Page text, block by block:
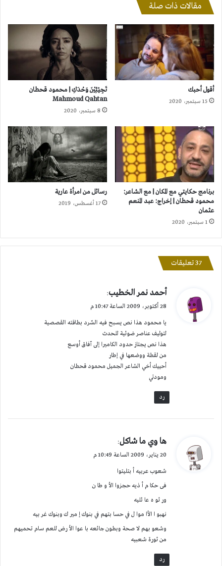
مقالات ذات صلة
أقول أحبك
15 سبتمبر، 2020
تَجِيْئِيْنَ وَحْدَكِ | محمود قحطان
Mahmoud Qahtan
8 سبتمبر، 2020
برنامج حكايتي مع المكان | مع الشاعر:
محمود قحطان | إخراج: عبد المنعم
عثمان
1 سبتمبر، 2020
رسائل من امرأة عارية
17 أغسطس، 2019
‫37 تعليقات
ي
ل
أحمد نمر الخطيب:
28 أكتوبر، 2009 الساعة 10:47 م
يا محمود هذا نص يسبح فيه السّرد بطاقته القصصية
لتوليف عناصر ضوئية للحدث
هذا نص يجتاز حدود الكاميرا إلى آفاق أوسع
من لقطة ووضعها في إطار
أحييك أخي الشاعر الجميل محمود قحطان
ومودتي
رد
ي
ل
ها وي ما شاكل:
20 يناير، 2009 الساعة 10:49 م
شعوب عربيه أ بتليتوا
فى حكا م أ ذيه حجزوا الأ و طا ن
ور ثو ه عا ئليه
نهبو ا الأا موا ل في حسا بتهم في بنوك إ مير ك وبنوك غر بيه
وشعو بهم لا صحة وبطون جائعه با عوا الأ رض للعم سام تحميهم
من ثورة شعبيه
رد